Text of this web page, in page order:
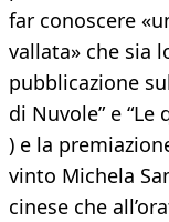
far conoscere
vallata» che sia
pubblicazione
di Nuvole” e
) e la
vinto Michela
cinese che